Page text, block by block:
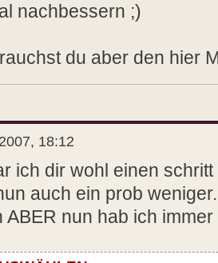
nachbessern
du aber den hier
18:12
ich dir wohl einen
auch ein prob
ABER nun hab ich